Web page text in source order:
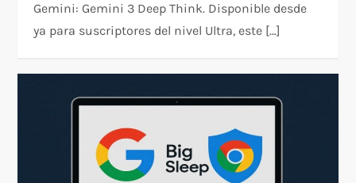
Gemini: Gemini 3 Deep Think. Disponible desde
ya para suscriptores del nivel Ultra, este […]